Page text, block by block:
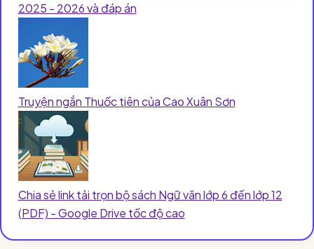
2025 - 2026 và đáp án
Truyện ngắn Thuốc tiên của Cao Xuân Sơn
Chia sẻ link tải trọn bộ sách Ngữ văn lớp 6 đến lớp 12
(PDF) - Google Drive tốc độ cao